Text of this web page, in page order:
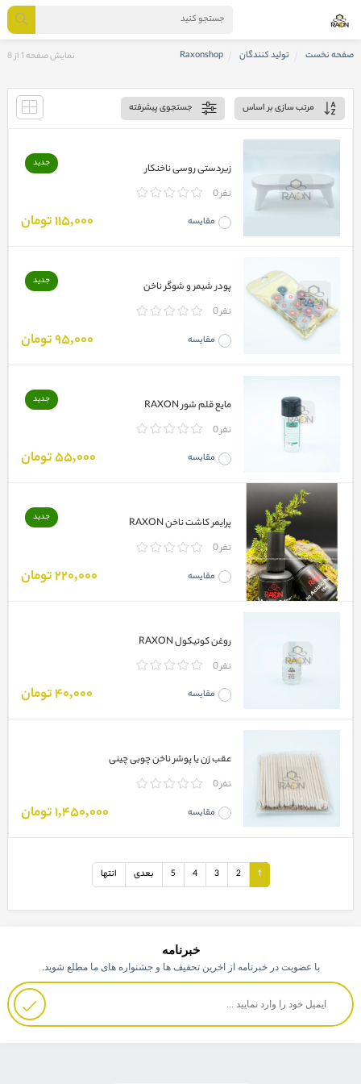
صفحه نخست تولید کنندگان Raxonshop نمایش صفحه 1 از 8
مرتب سازی بر اساس جستجوی پیشرفته
زیردستی روسی ناخنکار
0 نفر
مقایسه 115,000 تومان
جدید
پودر شیمر و شوگر ناخن
0 نفر
مقایسه 95,000 تومان
جدید
مایع قلم شور RAXON
0 نفر
مقایسه 55,000 تومان
جدید
پرایمر کاشت ناخن RAXON
0 نفر
مقایسه 220,000 تومان
جدید
روغن کوتیکول RAXON
0 نفر
مقایسه 40,000 تومان
عقب زن یا پوشر ناخن چوبی چینی
0 نفر
مقایسه 1,450,000 تومان
1
2
3
4
5 بعدی انتها
خبرنامه
با عضویت در خبرنامه از اخرین تحفیف ها و جشنواره های ما مطلع شوید.